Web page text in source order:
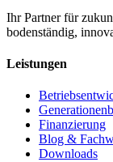
Ihr Partner für
bodenständig,
Leistungen
Finanzierung
Blog &
Downloads